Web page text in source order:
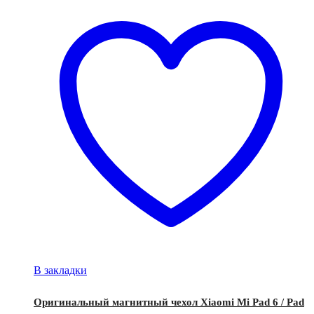
В закладки
Оригинальный магнитный чехол Xiaomi Mi Pad 6 / Pad